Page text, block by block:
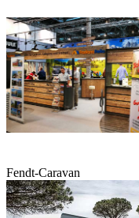
Fendt-Caravan